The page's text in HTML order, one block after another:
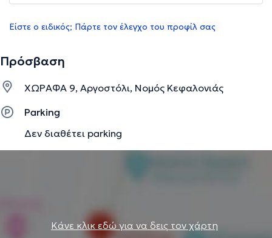
Είστε ο ειδικός; Πάρτε τον έλεγχο του προφίλ σας
Πρόσβαση
ΧΩΡΑΦΑ 9, Αργοστόλι, Νομός Κεφαλονιάς
Parking
Δεν διαθέτει parking
Κάνε κλικ εδώ για να δεις τον χάρτη